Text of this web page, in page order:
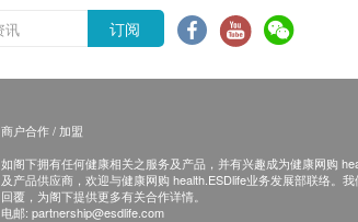
订阅
商户合作 / 加盟
如阁下拥有任何健康相关之服务及产品，并有兴趣成为健康网购
及产品供应商，欢迎与健康网购 health.ESDlife业务发展部联络。
回覆，为阁下提供更多有关合作详情。
电邮: partnership@esdlife.com